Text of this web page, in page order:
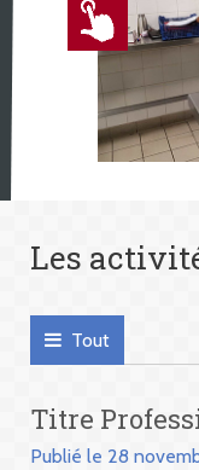
Les
Tout
Titre
Publié le 28